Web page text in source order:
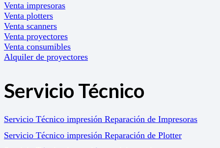
Venta impresoras
Venta plotters
Venta scanners
Venta proyectores
Venta consumibles
Alquiler de proyectores
Servicio Técnico
Servicio Técnico impresión Reparación de Impresoras
Servicio Técnico impresión Reparación de Plotter